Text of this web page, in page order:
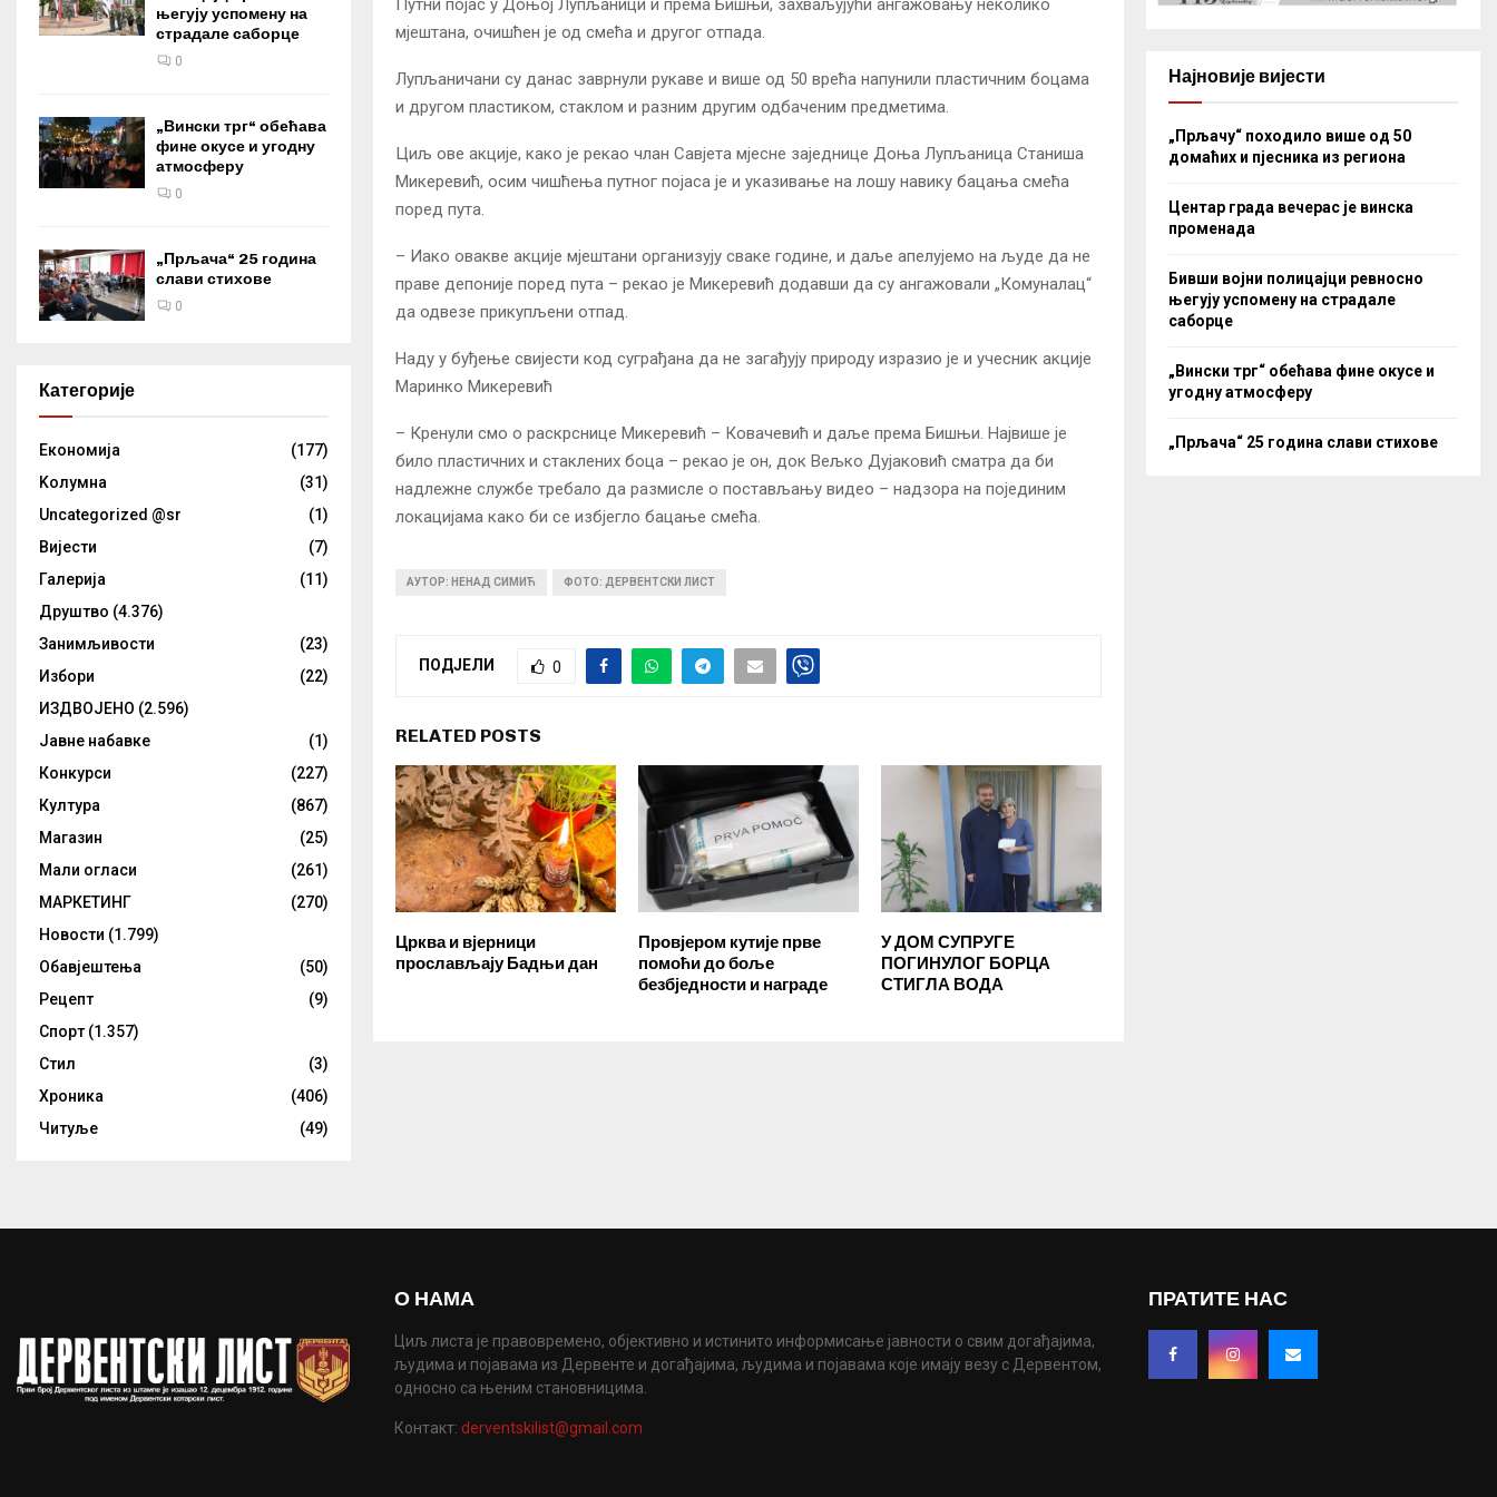
Путни појас у Доњој Лупљаници и према Бишњи, захваљујући ангажовању неколико
мјештана, очишћен је од смећа и другог отпада.
Лупљаничани су данас заврнули рукаве и више од 50 врећа напунили пластичним боцама
и другом пластиком, стаклом и разним другим одбаченим предметима.
Циљ ове акције, како је рекао члан Савјета мјесне заједнице Доња Лупљаница Станиша
Микеревић, осим чишћења путног појаса је и указивање на лошу навику бацања смећа
поред пута.
– Иако овакве акције мјештани организују сваке године, и даље апелујемо на људе да не
праве депоније поред пута – рекао је Микеревић додавши да су ангажовали „Комуналац“
да одвезе прикупљени отпад.
Наду у буђење свијести код суграђана да не загађују природу изразио је и учесник акције
Маринко Микеревић
– Кренули смо о раскрснице Микеревић – Ковачевић и даље према Бишњи. Највише је
било пластичних и стаклених боца – рекао је он, док Вељко Дујаковић сматра да би
надлежне службе требало да размисле о постављању видео – надзора на појединим
локацијама како би се избјегло бацање смећа.
АУТОР: НЕНАД СИМИЋ ФОТО: ДЕРВЕНТСКИ ЛИСТ
ПОДЈЕЛИ 0
RELATED POSTS
Црква и вјерници
прослављају Бадњи дан
Провјером кутије прве
помоћи до боље
безбједности и награде
У ДОМ СУПРУГЕ
ПОГИНУЛОГ БОРЦА
СТИГЛА ВОДА
његују успомену на
страдале саборце
0
„Вински трг“ обећава
фине окусе и угодну
атмосферу
0
„Прљача“ 25 година
слави стихове
0
Категорије
Eкономија
(177)
Kолумнa
(31)
Uncategorized @sr
(1)
Вијести
(7)
Галерија
(11)
Друштво (4.376)
Занимљивости
(23)
Избори
(22)
ИЗДВОЈЕНО (2.596)
Јавне набавке
(1)
Конкурси
(227)
Култура
(867)
Магазин
(25)
Мали огласи
(261)
МАРКЕТИНГ
(270)
Новости (1.799)
Обавјештења
(50)
Рецепт
(9)
Спорт (1.357)
Стил
(3)
Хроника
(406)
Читуље
(49)
Најновије вијести
„Прљачу“ походило више од 50
домаћих и пјесника из региона
Центар града вечерас је винска
променада
Бивши војни полицајци ревносно
његују успомену на страдале
саборце
„Вински трг“ обећава фине окусе и
угодну атмосферу
„Прљача“ 25 година слави стихове
О НАМА
Циљ листа је правовремено, објективно и истинито информисање јавности о свим догађајима,
људима и појавама из Дервенте и догађајима, људима и појавама које имају везу с Дервентом,
односно са њеним становницима.
Контакт: derventskilist@gmail.com
ПРАТИТЕ НАС